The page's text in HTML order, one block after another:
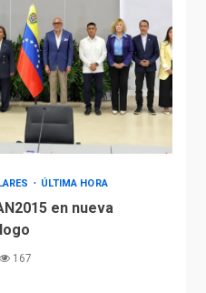
ÚLTIMA HORA
en nueva
167